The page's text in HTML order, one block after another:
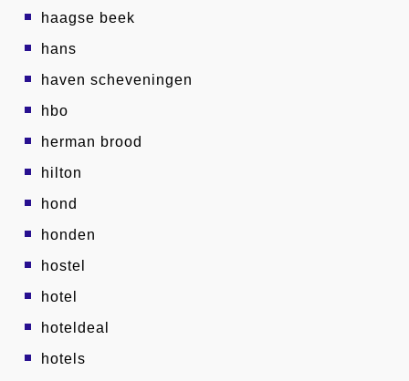
haagse beek
hans
haven scheveningen
hbo
herman brood
hilton
hond
honden
hostel
hotel
hoteldeal
hotels